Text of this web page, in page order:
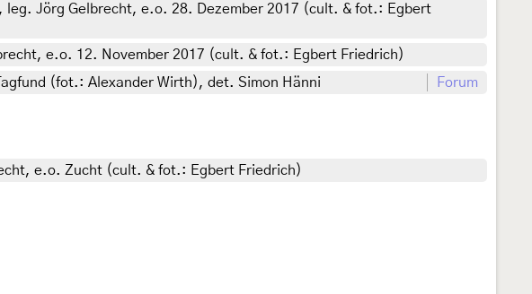
Jörg Gelbrecht, e.o. 28. Dezember 2017 (cult. & fot.: Egbert
e.o. 12. November 2017 (cult. & fot.: Egbert Friedrich)
(fot.: Alexander Wirth), det. Simon Hänni Forum
e.o. Zucht (cult. & fot.: Egbert Friedrich)